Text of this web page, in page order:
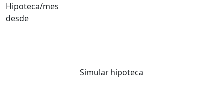
Hipoteca/mes
desde
Simular hipoteca